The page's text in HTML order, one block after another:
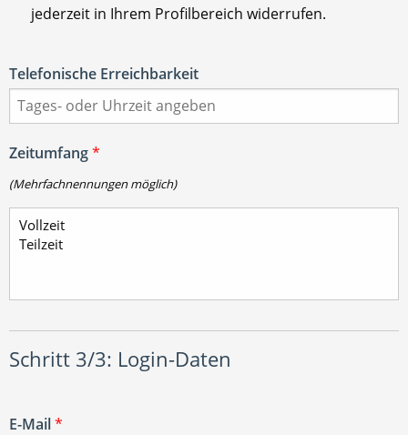
jederzeit in Ihrem Profilbereich widerrufen.
Telefonische Erreichbarkeit
Zeitumfang*
(Mehrfachnennungen möglich)
Schritt 3/3: Login-Daten
E-Mail*